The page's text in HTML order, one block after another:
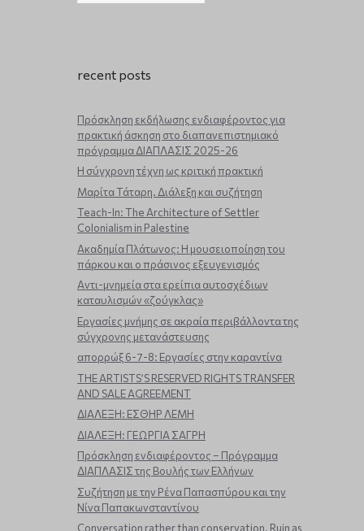
recent posts
Πρόσκληση εκδήλωσης ενδιαφέροντος για
πρακτική άσκηση στο διαπανεπιστημιακό
πρόγραμμα ΔΙΑΠΛΑΣΙΣ 2025-26
Η σύγχρονη τέχνη ως κριτική πρακτική
Μαρίτα Τάταρη. Διάλεξη και συζήτηση
Teach-In: The Architecture of Settler
Colonialism in Palestine
Ακαδημία Πλάτωνος: Η μουσειοποίηση του
πάρκου και ο πράσινος εξευγενισμός
Aντι-μνημεία στα ερείπια αυτοσχέδιων
καταυλισμών «ζούγκλας»
Εργασίες μνήμης σε ακραία περιβάλλοντα της
σύγχρονης μετανάστευσης
απορρώξ 6-7-8: Εργασίες στην καραντίνα
THE ARTISTS’S RESERVED RIGHTS TRANSFER
AND SALE AGREEMENT
ΔΙΑΛΕΞΗ: ΕΣΘΗΡ ΛΕΜΗ
ΔΙΑΛΕΞΗ: ΓΕΩΡΓΙΑ ΣΑΓΡΗ
Πρόσκληση ενδιαφέροντος – Πρόγραμμα
ΔΙΑΠΛΑΣΙΣ της Βουλής των Ελλήνων
Συζήτηση με την Ρένα Παπασπύρου και την
Νίνα Παπακωνσταντίνου
Conversation rather than conservation. Ruin as